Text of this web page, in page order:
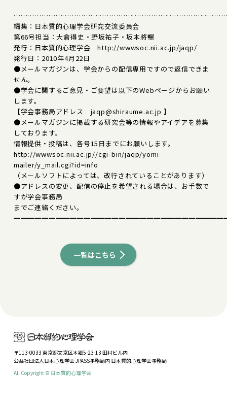
編集：日本質的心理学会研究交流委員会
第66号担当：大倉得史・野坂祐子・坂本將暢
発行：日本質的心理学会 http://wwwsoc.nii.ac.jp/jaqp/
発行日：2010年4月22日
●メールマガジンは、学会からの配信専用ですので返信できま
せん。
●学会に関するご意見・ご要望は以下のWebページからお願い
します。
【学会事務局アドレス jaqp@shiraume.ac.jp 】
●メールマガジンに掲載する研究会等の情報やアイデアを募集
しております。
情報提供・投稿は、各号15日までにお願いします。
http://wwwsoc.nii.ac.jp//cgi-bin/jaqp/yomi-
mailer/y_mail.cgi?id=info
（メールソフトによっては、改行されていることがあります）
●アドレスの変更、配信の停止を希望される場合は、お手数で
すが学会事務局
までご連絡ください。
一覧はこちら
〒113-0033 東京都文京区本郷5-23-13 田村ビル内
公益社団法人日本心理学会 JPASS事務局内 日本質的心理学会事務局
All Copyright © 日本質的心理学会